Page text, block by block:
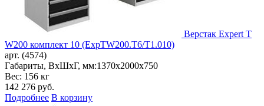
Верстак Expert T
W200 комплект 10 (ExpTW200.T6/T1.010)
арт. (4574)
Габариты, ВxШxГ, мм:1370x2000x750
Вес: 156 кг
142 276 руб.
Подробнее В корзину